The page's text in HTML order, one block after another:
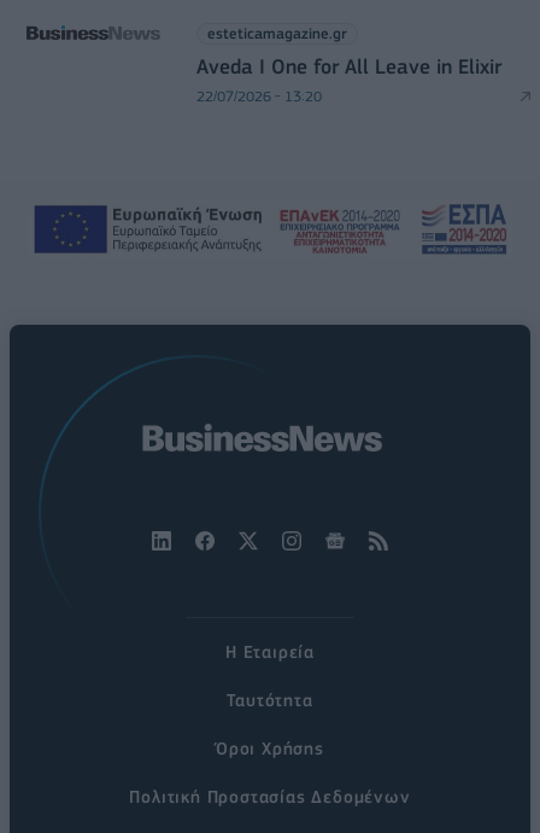
esteticamagazine.gr
Aveda I One for All Leave in Elixir
22/07/2026 - 13:20
Η Εταιρεία
Ταυτότητα
Όροι Χρήσης
Πολιτική Προστασίας Δεδομένων